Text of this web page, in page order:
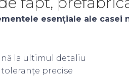
esențiale ale casei
la ultimul detaliu
precise